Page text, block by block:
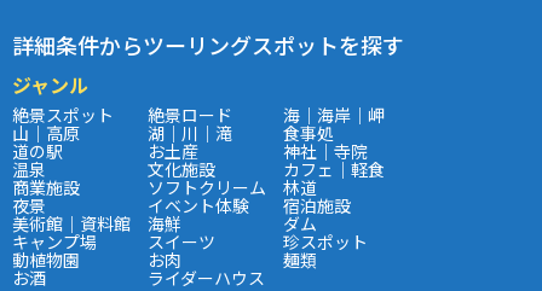
詳細条件からツーリングスポットを探す
ジャンル
絶景スポット 絶景ロード 海｜海岸｜岬
山｜高原 湖｜川｜滝 食事処
道の駅 お土産 神社｜寺院
温泉 文化施設 カフェ｜軽食
商業施設 ソフトクリーム 林道
夜景 イベント体験 宿泊施設
美術館｜資料館 海鮮 ダム
キャンプ場 スイーツ 珍スポット
動植物園 お肉 麺類
お酒 ライダーハウス